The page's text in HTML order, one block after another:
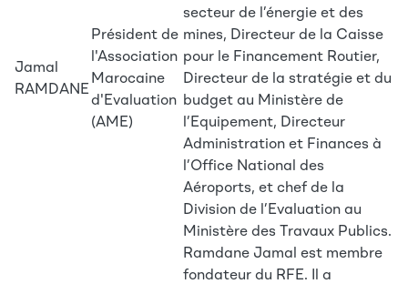
Jamal
RAMDANE
Président de
l'Association
Marocaine
d'Evaluation
(AME)
secteur de l’énergie et des
mines, Directeur de la Caisse
pour le Financement Routier,
Directeur de la stratégie et du
budget au Ministère de
l’Equipement, Directeur
Administration et Finances à
l’Office National des
Aéroports, et chef de la
Division de l’Evaluation au
Ministère des Travaux Publics.
Ramdane Jamal est membre
fondateur du RFE. Il a